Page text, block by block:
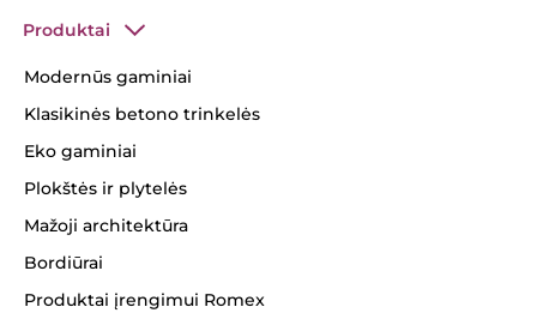
Produktai
Modernūs gaminiai
Klasikinės betono trinkelės
Eko gaminiai
Plokštės ir plytelės
Mažoji architektūra
Bordiūrai
Produktai įrengimui Romex